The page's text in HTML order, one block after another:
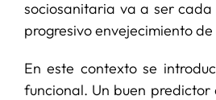
sociosanitaria va a ser
progresivo envejecimiento
En este contexto se
funcional. Un buen